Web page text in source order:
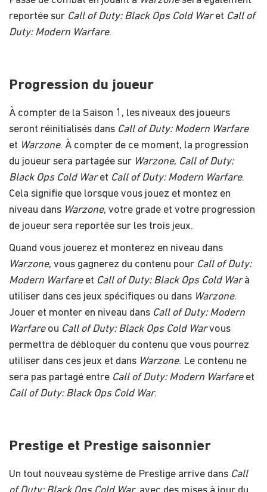
reportée sur Call of Duty: Black Ops Cold Waret Call of
Duty: Modern Warfare.
Progression du joueur
À compter de la Saison 1, les niveaux des joueurs
seront réinitialisés dans Call of Duty: Modern Warfare
et Warzone. À compter de ce moment, la progression
du joueur sera partagée sur Warzone, Call of Duty:
Black Ops Cold Waret Call of Duty: Modern Warfare.
Cela signifie que lorsque vous jouez et montez en
niveau dans Warzone, votre grade et votre progression
de joueur sera reportée sur les trois jeux.
Quand vous jouerez et monterez en niveau dans
Warzone, vous gagnerez du contenu pour Call of Duty:
Modern Warfareet Call of Duty: Black Ops Cold Warà
utiliser dans ces jeux spécifiques ou dans Warzone.
Jouer et monter en niveau dans Call of Duty: Modern
Warfareou Call of Duty: Black Ops Cold Warvous
permettra de débloquer du contenu que vous pourrez
utiliser dans ces jeux et dans Warzone. Le contenu ne
sera pas partagé entre Call of Duty: Modern Warfareet
Call of Duty: Black Ops Cold War.
Prestige et Prestige saisonnier
Un tout nouveau système de Prestige arrive dans Call